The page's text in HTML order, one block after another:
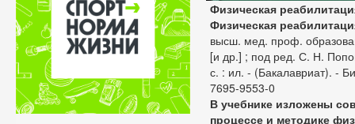
Физическая
Физическая
высш. мед. проф.
[и др.] ; под ред. С. Н.
с. : ил. - (Бакалавриат). -
7695-9553-0
В учебнике изложены
процессе и методике